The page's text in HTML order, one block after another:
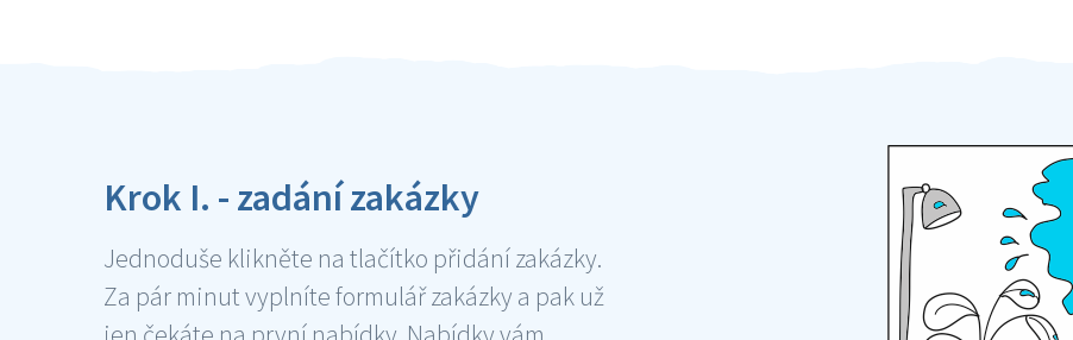
Krok I. - zadání zakázky
Jednoduše klikněte na tlačítko přidání zakázky.
Za pár minut vyplníte formulář zakázky a pak už